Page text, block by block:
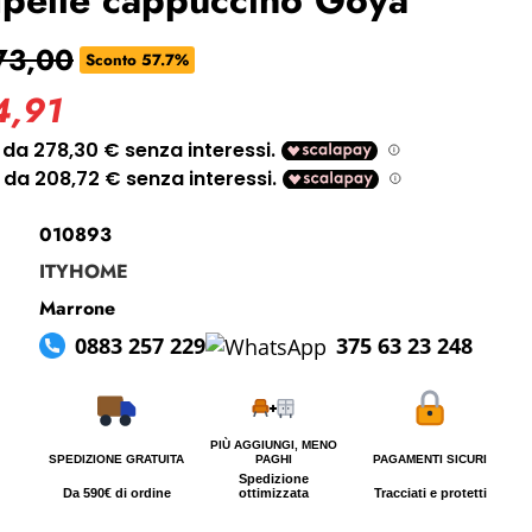
perso la password?
Sconto 57.7%
010893
ITYHOME
Marrone
0883 257 229 375 63 23 248
SPEDIZIONE GRATUITA
Da 590€ di ordine
PIÙ AGGIUNGI, MENO
PAGHI
Spedizione
ottimizzata
PAGAMENTI SICURI
Tracciati e protetti